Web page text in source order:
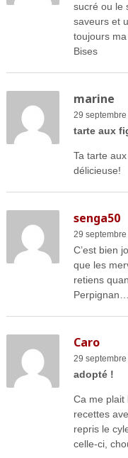
sucré ou le
saveurs et
toujours
Bises
marine
29
tarte aux
Ta tarte
délicieuse!
senga50
29
C’est bien
que les
retiens
Caro
29
adopté !
Ca me plait
recettes
repris le
celle-ci,